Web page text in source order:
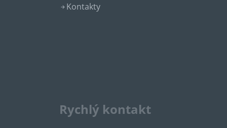
Kontakty
Rychlý kontakt